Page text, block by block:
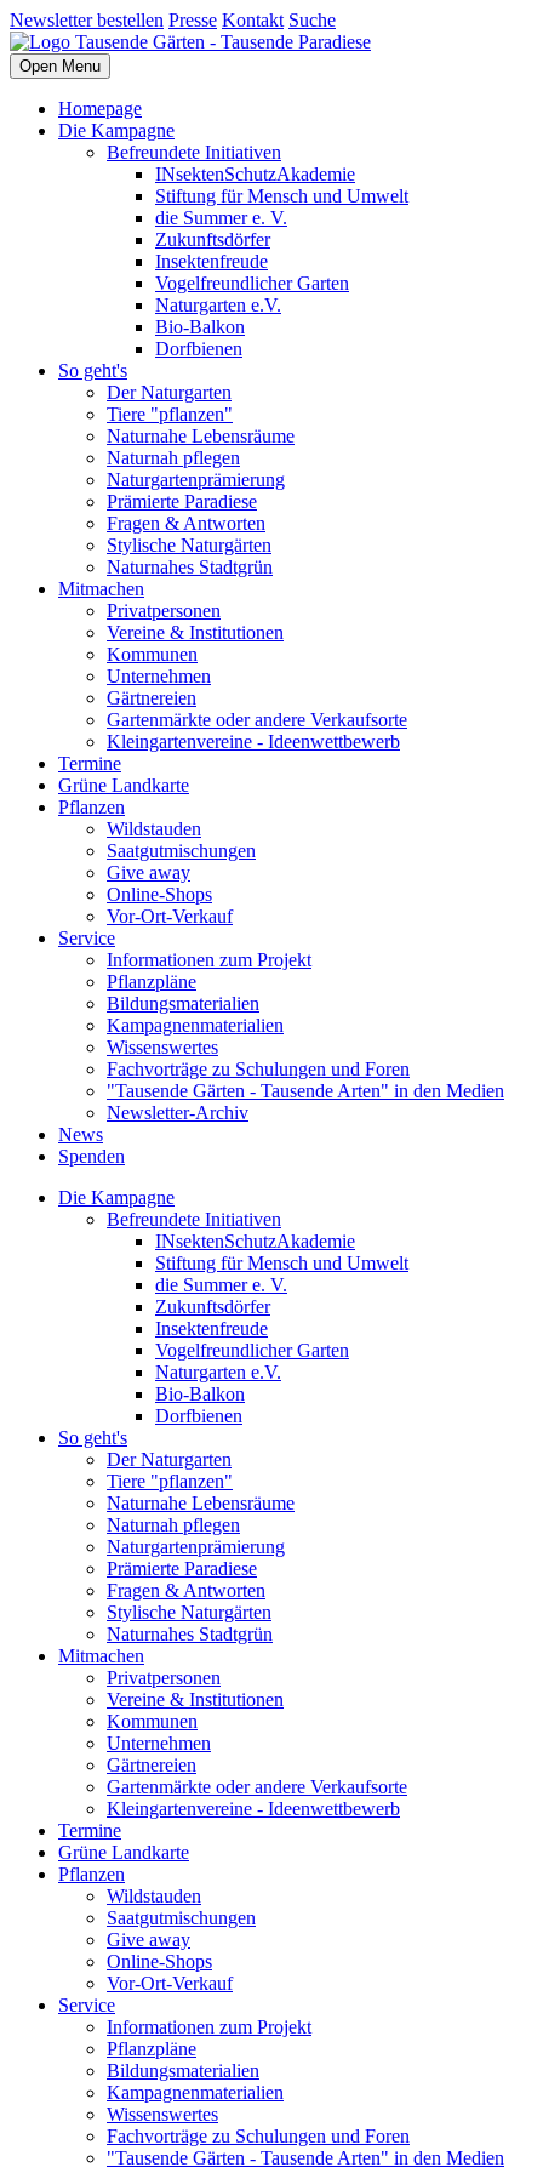
Newsletter bestellen Presse Kontakt Suche
Open Menu
Homepage
Die Kampagne
Befreundete Initiativen
INsektenSchutzAkademie
Stiftung für Mensch und Umwelt
die Summer e. V.
Zukunftsdörfer
Insektenfreude
Vogelfreundlicher Garten
Naturgarten e.V.
Bio-Balkon
Dorfbienen
So geht's
Der Naturgarten
Tiere "pflanzen"
Naturnahe Lebensräume
Naturnah pflegen
Naturgartenprämierung
Prämierte Paradiese
Fragen & Antworten
Stylische Naturgärten
Naturnahes Stadtgrün
Mitmachen
Privatpersonen
Vereine & Institutionen
Kommunen
Unternehmen
Gärtnereien
Gartenmärkte oder andere Verkaufsorte
Kleingartenvereine - Ideenwettbewerb
Termine
Grüne Landkarte
Pflanzen
Wildstauden
Saatgutmischungen
Give away
Online-Shops
Vor-Ort-Verkauf
Service
Informationen zum Projekt
Pflanzpläne
Bildungsmaterialien
Kampagnenmaterialien
Wissenswertes
Fachvorträge zu Schulungen und Foren
"Tausende Gärten - Tausende Arten" in den Medien
Newsletter-Archiv
News
Spenden
Die Kampagne
Befreundete Initiativen
INsektenSchutzAkademie
Stiftung für Mensch und Umwelt
die Summer e. V.
Zukunftsdörfer
Insektenfreude
Vogelfreundlicher Garten
Naturgarten e.V.
Bio-Balkon
Dorfbienen
So geht's
Der Naturgarten
Tiere "pflanzen"
Naturnahe Lebensräume
Naturnah pflegen
Naturgartenprämierung
Prämierte Paradiese
Fragen & Antworten
Stylische Naturgärten
Naturnahes Stadtgrün
Mitmachen
Privatpersonen
Vereine & Institutionen
Kommunen
Unternehmen
Gärtnereien
Gartenmärkte oder andere Verkaufsorte
Kleingartenvereine - Ideenwettbewerb
Termine
Grüne Landkarte
Pflanzen
Wildstauden
Saatgutmischungen
Give away
Online-Shops
Vor-Ort-Verkauf
Service
Informationen zum Projekt
Pflanzpläne
Bildungsmaterialien
Kampagnenmaterialien
Wissenswertes
Fachvorträge zu Schulungen und Foren
"Tausende Gärten - Tausende Arten" in den Medien